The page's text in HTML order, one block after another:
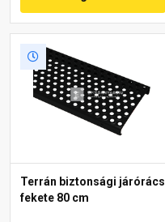
Terrán biztonsági járórács
fekete 80 cm